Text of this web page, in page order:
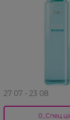
27 07 - 23 08